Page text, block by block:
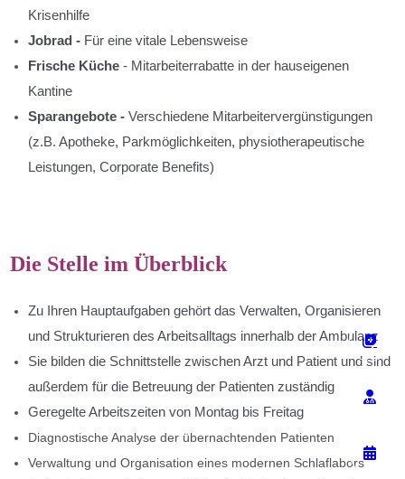
Krisenhilfe
Jobrad - Für eine vitale Lebensweise
Frische Küche - Mitarbeiterrabatte in der hauseigenen
Kantine
Sparangebote - Verschiedene Mitarbeitervergünstigungen
(z.B. Apotheke, Parkmöglichkeiten, physiotherapeutische
Leistungen, Corporate Benefits)
Die Stelle im Überblick
Zu Ihren Hauptaufgaben gehört das Verwalten, Organisieren
und Strukturieren des Arbeitsalltags innerhalb der Ambulanz
Sie bilden die Schnittstelle zwischen Arzt und Patient und sind
außerdem für die Betreuung der Patienten zuständig
Geregelte Arbeitszeiten von Montag bis Freitag
Diagnostische Analyse der übernachtenden Patienten
Verwaltung und Organisation eines modernen Schlaflabors